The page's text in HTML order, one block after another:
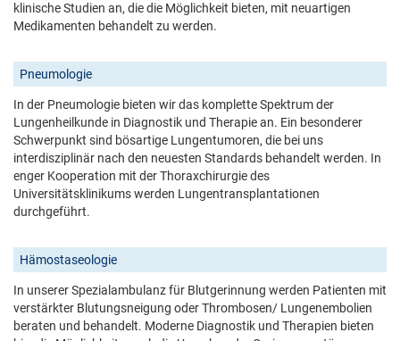
klinische Studien an, die die Möglichkeit bieten, mit neuartigen
Medikamenten behandelt zu werden.
Pneumologie
In der Pneumologie bieten wir das komplette Spektrum der
Lungenheilkunde in Diagnostik und Therapie an. Ein besonderer
Schwerpunkt sind bösartige Lungentumoren, die bei uns
interdisziplinär nach den neuesten Standards behandelt werden. In
enger Kooperation mit der Thoraxchirurgie des
Universitätsklinikums werden Lungentransplantationen
durchgeführt.
Hämostaseologie
In unserer Spezialambulanz für Blutgerinnung werden Patienten mit
verstärkter Blutungsneigung oder Thrombosen/ Lungenembolien
beraten und behandelt. Moderne Diagnostik und Therapien bieten